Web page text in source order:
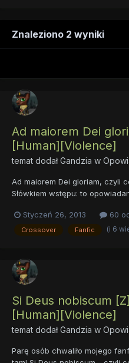
Znaleziono 2 wyniki
Ad maiorem Dei
[Human][Violence]
temat dodałGandzia w
Ad maiorem Dei gloriam, czyli
Słówkiem wstępu: to
część. A o czym jest Ad
naszych Sarmatów i ich
Styczeń 26, 2013 60
Crossover Fanfic (i 6
Si Deus nobiscum
[Human][Violence]
temat dodałGandzia w
Parę osób chwaliło mojego